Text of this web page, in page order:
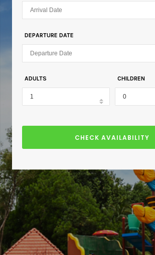
DEPARTURE DATE
ADULTS CHILDREN
CHECK AVAILABILITY